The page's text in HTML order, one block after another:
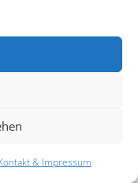
& Impressum